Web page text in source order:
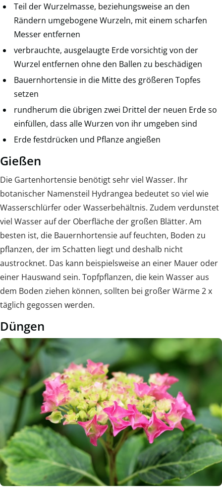
Teil der Wurzelmasse, beziehungsweise an den
Rändern umgebogene Wurzeln, mit einem scharfen
Messer entfernen
verbrauchte, ausgelaugte Erde vorsichtig von der
Wurzel entfernen ohne den Ballen zu beschädigen
Bauernhortensie in die Mitte des größeren Topfes
setzen
rundherum die übrigen zwei Drittel der neuen Erde so
einfüllen, dass alle Wurzen von ihr umgeben sind
Erde festdrücken und Pflanze angießen
Gießen
Die Gartenhortensie benötigt sehr viel Wasser. Ihr
botanischer Namensteil Hydrangea bedeutet so viel wie
Wasserschlürfer oder Wasserbehältnis. Zudem verdunstet
viel Wasser auf der Oberfläche der großen Blätter. Am
besten ist, die Bauernhortensie auf feuchten, Boden zu
pflanzen, der im Schatten liegt und deshalb nicht
austrocknet. Das kann beispielsweise an einer Mauer oder
einer Hauswand sein. Topfpflanzen, die kein Wasser aus
dem Boden ziehen können, sollten bei großer Wärme 2 x
täglich gegossen werden.
Düngen